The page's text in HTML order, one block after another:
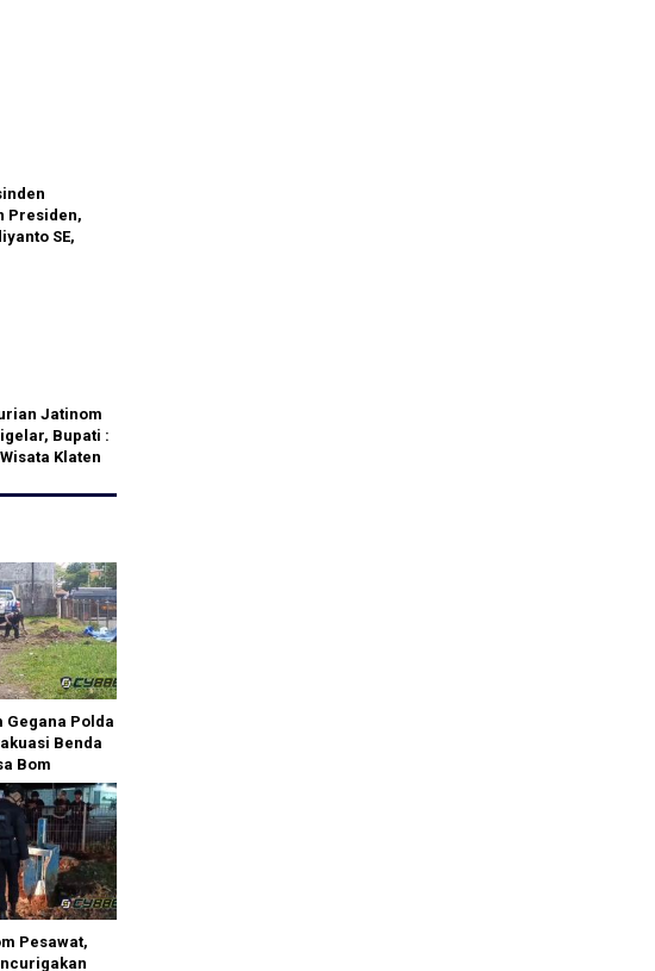
Presiden,
SE,
Jatinom
Bupati :
Klaten
Gegana Polda
Benda
Bom
Percetakan
Pesawat,